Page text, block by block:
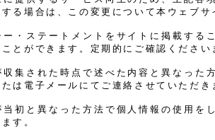
る場合は、この変更について本ウェブ
ー・ステートメントをサイトに掲載する
とができます。定期的にご確認くださ
収集された時点で述べた内容と異なった
は電子メールにてご連絡させていただき
当初と異なった方法で個人情報の使用を
す。